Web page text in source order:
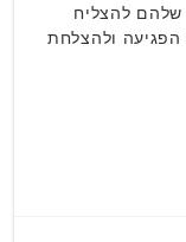
שלהם להצליח
ולהצלחת